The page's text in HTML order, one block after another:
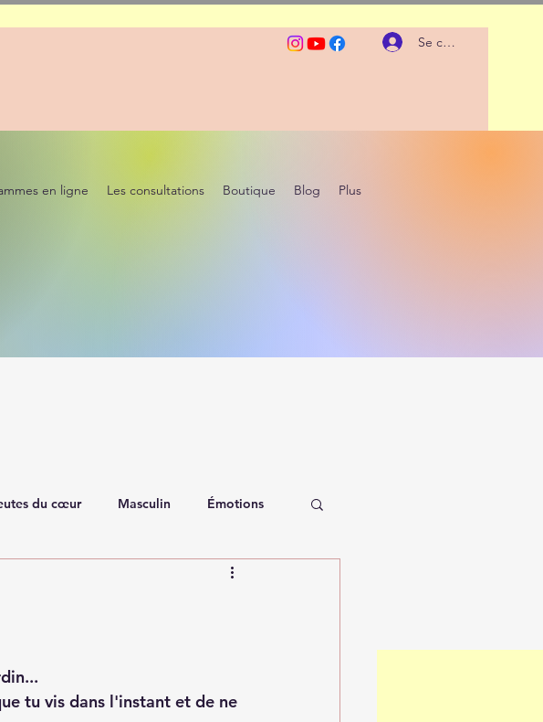
Se connecter
en ligne Les consultations Boutique Blog Plus
du cœur Masculin Émotions
tu vis dans l'instant et de ne